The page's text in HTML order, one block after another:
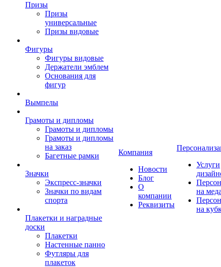
Призы
Призы
универсальные
Призы видовые
Фигуры
Фигуры видовые
Держатели эмблем
Основания для
фигур
Вымпелы
Грамоты и дипломы
Грамоты и дипломы
Грамоты и дипломы
на заказ
Багетные рамки
Значки
Экспресс-значки
Значки по видам
спорта
Плакетки и наградные
доски
Плакетки
Настенные панно
Футляры для
плакеток
Компания
Новости
Блог
О
компании
Реквизиты
Услуги
на
на